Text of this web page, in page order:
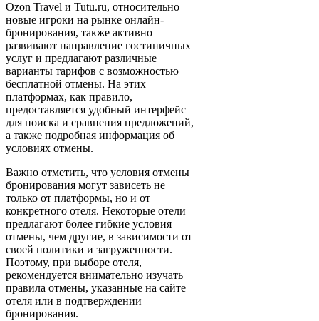
Ozon Travel и Tutu.ru, относительно
новые игроки на рынке онлайн-
бронирования, также активно
развивают направление гостиничных
услуг и предлагают различные
варианты тарифов с возможностью
бесплатной отмены. На этих
платформах, как правило,
предоставляется удобный интерфейс
для поиска и сравнения предложений,
а также подробная информация об
условиях отмены.
Важно отметить, что условия отмены
бронирования могут зависеть не
только от платформы, но и от
конкретного отеля. Некоторые отели
предлагают более гибкие условия
отмены, чем другие, в зависимости от
своей политики и загруженности.
Поэтому, при выборе отеля,
рекомендуется внимательно изучать
правила отмены, указанные на сайте
отеля или в подтверждении
бронирования.